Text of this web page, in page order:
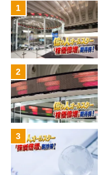
1
2
3